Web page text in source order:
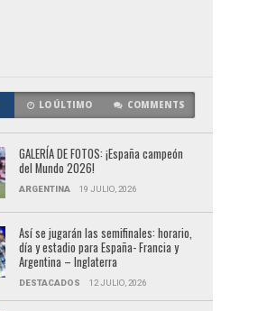
LO ÚLTIMO COMMENTS
GALERÍA DE FOTOS: ¡España campeón
del Mundo 2026!
ARGENTINA 19 JULIO, 2026
Así se jugarán las semifinales: horario,
día y estadio para España- Francia y
Argentina – Inglaterra
DESTACADOS 12 JULIO, 2026